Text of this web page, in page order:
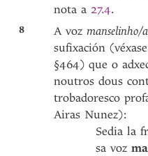
nota a 27.4.
8 A vozmanselinho/a
sufixación
§464) que o
noutros dous
trobadoresco
Airas Nunez):
Sedia la
sa voz